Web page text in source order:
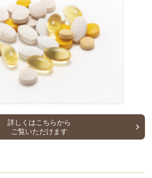
詳しくはこちらから
ご覧いただけます